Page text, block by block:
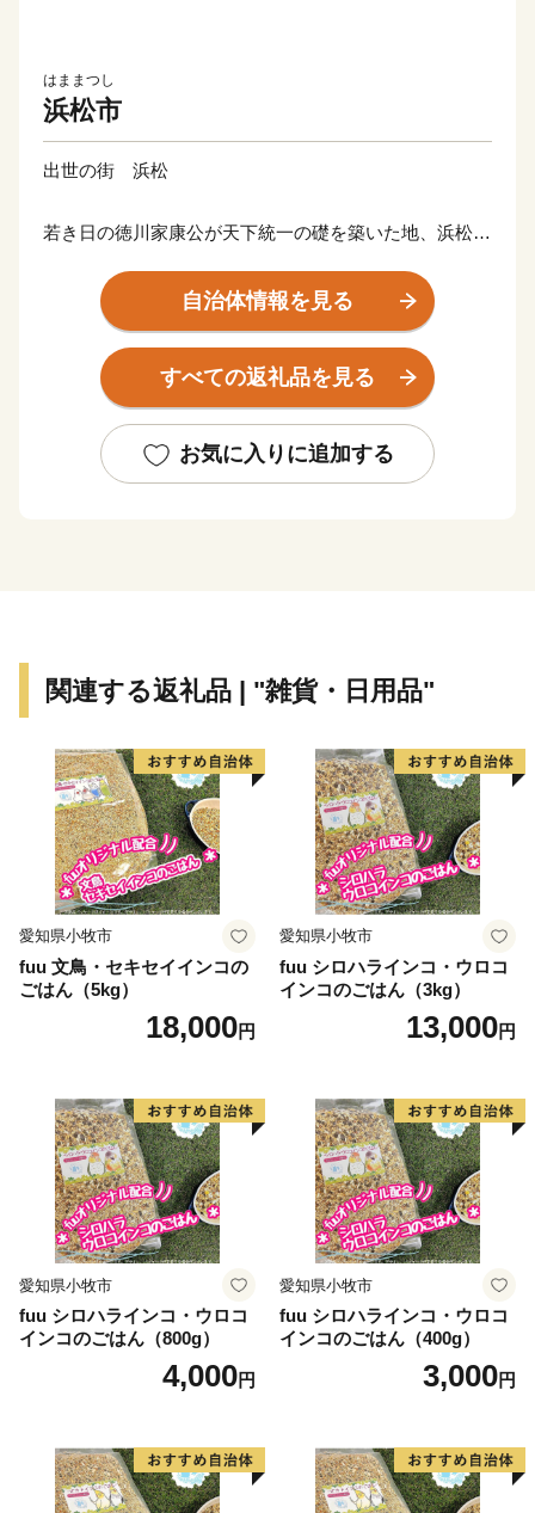
はままつし
浜松市
出世の街 浜松
若き日の徳川家康公が天下統一の礎を築いた地、浜松。
出世しました。
近代では、世界的な研究者や技術者、音楽家や芸術家を
輩出したほか、世界に名高い多くの企業が、浜松から生
まれています。
浜松市は東京と大阪のほぼ中央に位置する、人口約80万
人の政令指定都市。北は天竜の美林、南は遠州灘、西は
施設も年々充実しています。
さらに豊かな自然環境と都市部の調和、温暖な気候、魅
力ある食文化などにより、近年、観光地としての人気も
高まっています。
自治体情報を見る
すべての返礼品を見る
お気に入りに追加する
関連する返礼品 | "雑貨・日用品"
愛知県小牧市
fuu 文鳥・セキセイインコの
ごはん（5kg）
18,000円
愛知県小牧市
fuu シロハラインコ・ウロコ
インコのごはん（3kg）
13,000円
愛知県小牧市
fuu シロハラインコ・ウロコ
インコのごはん（800g）
4,000円
愛知県小牧市
fuu シロハラインコ・ウロコ
インコのごはん（400g）
3,000円